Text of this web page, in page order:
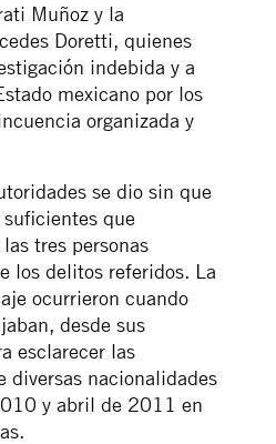
Muñoz y la
Doretti, quienes
indebida y a
mexicano por los
organizada y
se dio sin que
que
tres personas
los delitos referidos. La
ocurrieron cuando
desde sus
esclarecer las
diversas nacionalidades
y abril de 2011 en